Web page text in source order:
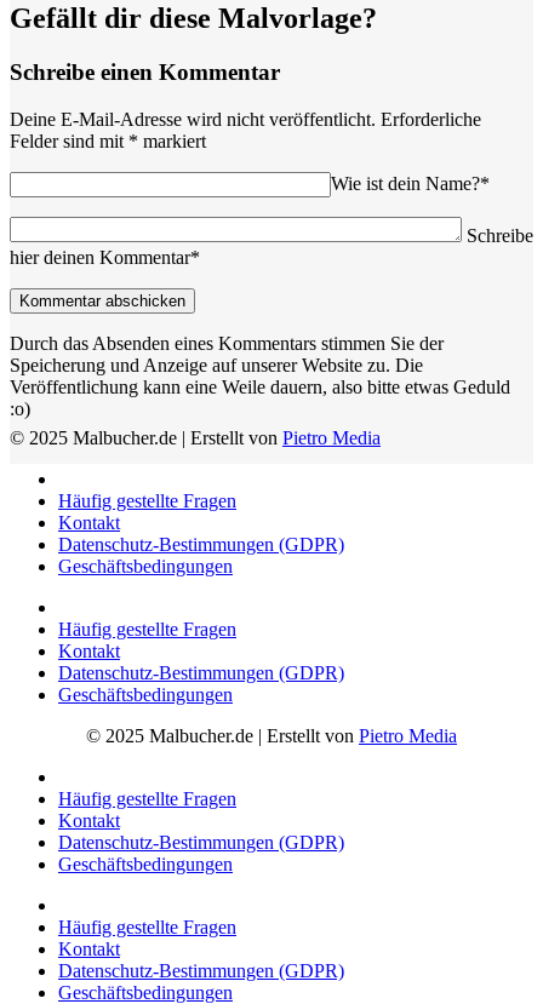
Gefällt dir diese Malvorlage?
Schreibe einen Kommentar
Deine E-Mail-Adresse wird nicht veröffentlicht. Erforderliche
Felder sind mit * markiert
Wie ist dein Name?*
Schreibe
hier deinen Kommentar*
Durch das Absenden eines Kommentars stimmen Sie der
Speicherung und Anzeige auf unserer Website zu. Die
Veröffentlichung kann eine Weile dauern, also bitte etwas Geduld
:o)
© 2025 Malbucher.de | Erstellt von Pietro Media
Häufig gestellte Fragen
Kontakt
Datenschutz-Bestimmungen (GDPR)
Geschäftsbedingungen
Häufig gestellte Fragen
Kontakt
Datenschutz-Bestimmungen (GDPR)
Geschäftsbedingungen
© 2025 Malbucher.de | Erstellt von Pietro Media
Häufig gestellte Fragen
Kontakt
Datenschutz-Bestimmungen (GDPR)
Geschäftsbedingungen
Häufig gestellte Fragen
Kontakt
Datenschutz-Bestimmungen (GDPR)
Geschäftsbedingungen